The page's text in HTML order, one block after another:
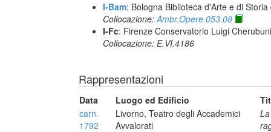
I-Bam: Bologna Biblioteca d'Arte e di
Collocazione:Ambr.Opere.053.08
I-Fc: Firenze Conservatorio Luigi Cherubuni
Collocazione: E.VI.4186
Rappresentazioni
Data Luogo ed Edificio
carn.
1792
Livorno, Teatro degli Accademici
Avvalorati